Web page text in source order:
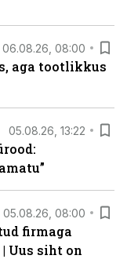
06.08.26, 08:00
aga tootlikkus
05.08.26, 13:22
05.08.26, 08:00
firmaga
Uus siht on